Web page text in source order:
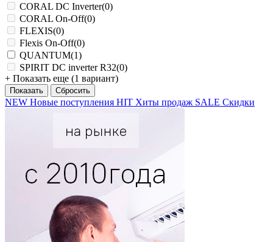
CORAL DC Inverter(0)
CORAL On-Off(0)
FLEXIS(0)
Flexis On-Off(0)
QUANTUM(1)
SPIRIT DC inverter R32(0)
+ Показать еще (1 вариант)
NEW Новые поступления HIT Хиты продаж SALE Скидки